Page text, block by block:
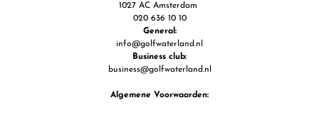
1027 AC Amsterdam
020 636 10 10
General:
info@golfwaterland.nl
Business club:
business@golfwaterland.nl
Algemene Voorwaarden: